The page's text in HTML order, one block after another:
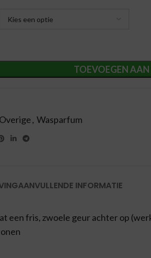
TOEVOEGEN
Overige, Wasparfum
AANVULLENDE INFORMATIE
een fris, zwoele geur achter op